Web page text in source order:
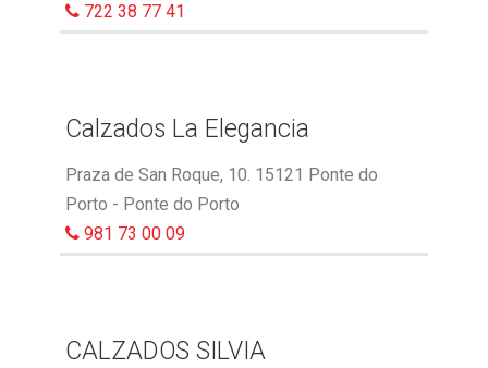
722 38 77 41
Calzados La Elegancia
Praza de San Roque, 10. 15121 Ponte do
Porto - Ponte do Porto
981 73 00 09
CALZADOS SILVIA